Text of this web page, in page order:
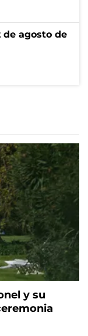
de agosto de
y su